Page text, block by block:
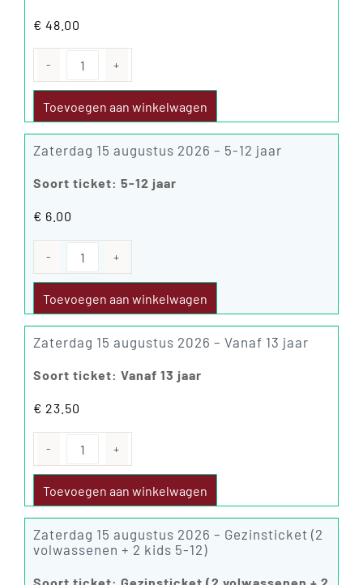
€ 48.00
Vrijdag
14
2026
Toevoegen aan winkelwagen
Zaterdag 15 augustus 2026 – 5-12 jaar
Soort ticket: 5-12 jaar
€ 6.00
Zaterdag
15
2026
Toevoegen aan winkelwagen
Zaterdag 15 augustus 2026 – Vanaf 13 jaar
Soort ticket: Vanaf 13 jaar
€ 23.50
Zaterdag
15
2026
Toevoegen aan winkelwagen
Zaterdag 15 augustus 2026 – Gezinsticket (2
volwassenen + 2 kids 5-12)